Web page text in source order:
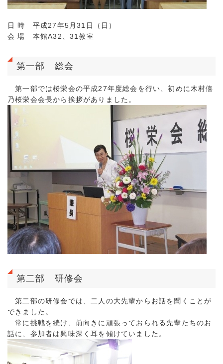
日 時 平成27年5月31日（日）
会 場 本館A32、31教室
第一部 総会
第一部では桜栄会の平成27年度総会を行い、初めに木村僖
乃桜栄会会長から挨拶がありました。
第二部 研修会
第二部の研修会では、二人の大先輩からお話を聞くことが
できました。
常に挑戦を続け、前向きに頑張っておられる先輩たちのお
話に、参加者は興味深く耳を傾けていました。